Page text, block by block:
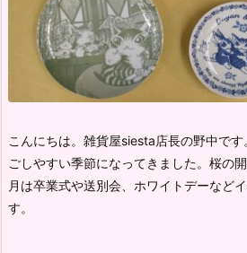
こんにちは。雑貨屋siesta店長の野中です
ごしやすい季節になってきました。 桜の
月は卒業式や送別会、ホワイトデーなど
す。